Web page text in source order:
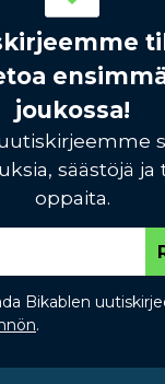
joukossa!
säästöjä
oppaita.
Bikablen
.